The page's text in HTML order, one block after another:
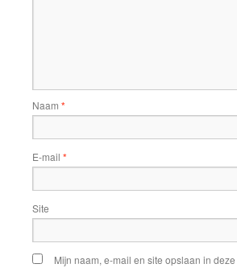
Naam *
E-mail *
Site
Mijn naam, e-mail en site opslaan in